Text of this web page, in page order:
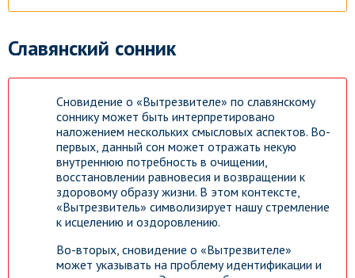
Славянский сонник
Сновидение о «Вытрезвителе» по славянскому
соннику может быть интерпретировано
наложением нескольких смысловых аспектов. Во-
первых, данный сон может отражать некую
внутреннюю потребность в очищении,
восстановлении равновесия и возвращении к
здоровому образу жизни. В этом контексте,
«Вытрезвитель» символизирует нашу стремление
к исцелению и оздоровлению.
Во-вторых, сновидение о «Вытрезвителе»
может указывать на проблему идентификации и